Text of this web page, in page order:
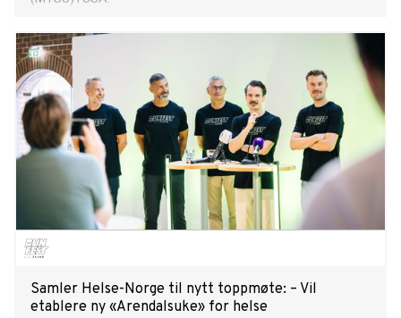
Samler Helse-Norge til nytt toppmøte: – Vil
etablere ny «Arendalsuke» for helse